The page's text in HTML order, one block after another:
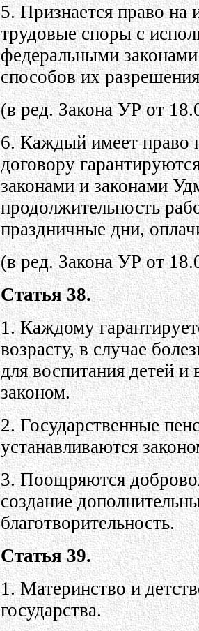
5. Признается право на
трудовые споры с
федеральными
способов их
(в ред. Закона УР от
6. Каждый имеет право
договору
законами и законами
продолжительность
праздничные дни,
(в ред. Закона УР от
Статья 38.
1. Каждому
возрасту, в случае
для воспитания детей
законом.
2. Государственные
устанавливаются
3. Поощряются
создание
благотворительность.
Статья 39.
1. Материнство и
государства.